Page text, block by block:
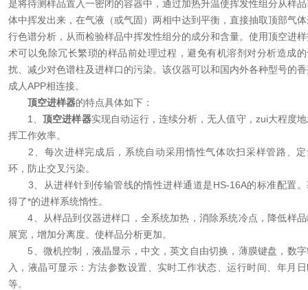
是将待测样品置入一密闭的容器中，通过加热升温使挥发性组分从样
体中挥发出来，在气液（或气固）两相中达到平衡，直接抽取顶部气
行色谱分析，从而检验样品中挥发性组分的成分和含量。使用顶空进
术可以免除冗长繁琐的样品前处理过程，避免有机溶剂对分析造成
扰、减少对色谱柱及进样口的污染。该仪器可以和国内外各种型号的
成人APP相连接。
顶空进样器的特点具体如下：
1、顶空进样器实现自动运行，连续分析，无人值守，zui大程度
挥工作效率。
2、每次进样完成后，系统自动采用惰性气体吹扫采样管路、定
环，防止交叉污染。
3、从进样针到传输管线的惰性进样通道是HS-16A的标准配置。
得了*的进样系统惰性。
4、从样品到仪器进样口，全系统加热，消除系统冷点，降低样品
展宽，增加分离度。使样品分析更加。
5、微机控制，液晶显示，中文，英文自由切换，薄膜键盘，数字
入，液晶可显示：方法参数设置、实时工作状态、运行时间、年月
等。